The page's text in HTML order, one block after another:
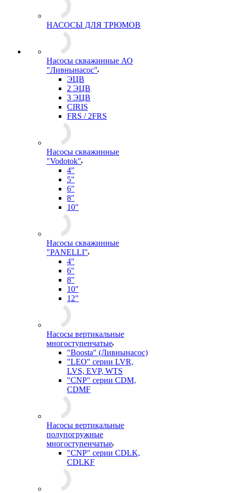
НАСОСЫ ДЛЯ ТРЮМОВ
Насосы скважинные АО
"Ливнынасос"
ЭЦВ
2 ЭЦВ
3 ЭЦВ
CIRIS
FRS / 2FRS
Насосы скважинные
"Vodotok"
4"
5"
6"
8"
10"
Насосы скважинные
"PANELLI"
4"
6"
8"
10"
12"
Насосы вертикальные
многоступенчатые
"Boosta" (Ливнынасос)
"LEO" серии LVR,
LVS, EVP, WTS
"CNP" серии CDM,
CDMF
Насосы вертикальные
полупогружные
многоступенчатые
"CNP" серии CDLK,
CDLKF